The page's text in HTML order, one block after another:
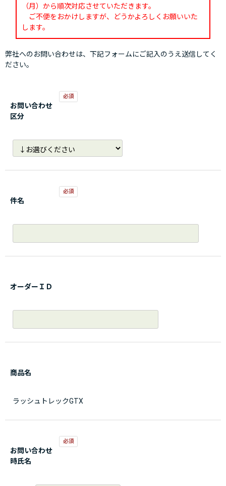
（月）から順次対応させていただきます。
ご不便をおかけしますが、どうかよろしくお願いいた
します。
弊社へのお問い合わせは、下記フォームにご記入のうえ送信してく
ださい。
お問い合わせ
区分
件名
オーダーＩＤ
商品名
ラッシュトレックGTX
お問い合わせ
時氏名